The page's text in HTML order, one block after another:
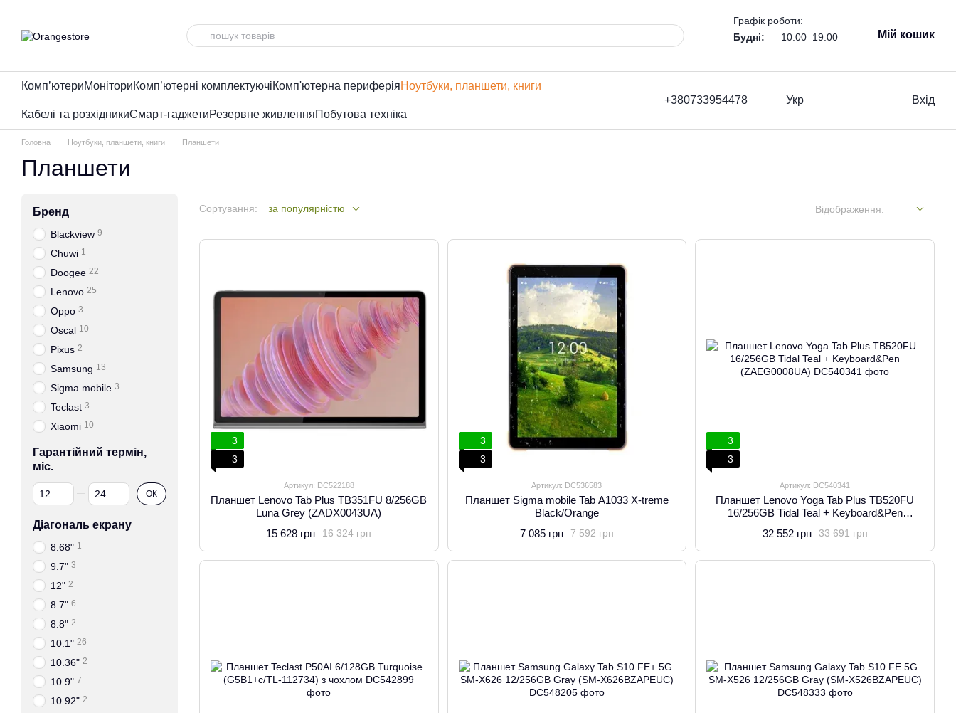
Графік роботи:
Будні:
10:00–19:00 Мій кошик
Комп’ютериМоніториКомп’ютерні комплектуючіКомп'ютерна периферіяНоутбуки, планшети, книги
Кабелі та розхідникиСмарт-гаджетиРезервне живленняПобутова техніка
+380733954478 Укр Вхід
Головна Ноутбуки, планшети, книги Планшети
Планшети
Сортування: за популярністю Відображення:
3
3
Артикул: DC522188
Планшет Lenovo Tab Plus TB351FU 8/256GB
Luna Grey (ZADX0043UA)
16 324 грн
15 628 грн
3
3
Артикул: DC536583
Планшет Sigma mobile Tab A1033 X-treme
Black/Orange
7 592 грн
7 085 грн
3
3
Артикул: DC540341
Планшет Lenovo Yoga Tab Plus TB520FU
16/256GB Tidal Teal + Keyboard&Pen
33 691 грн
32 552 грн
Бренд
Blackview 9
Chuwi 1
Doogee 22
Lenovo 25
Oppo 3
Oscal 10
Pixus 2
Samsung 13
Sigma mobile 3
Teclast 3
Xiaomi 10
Гарантійний термін,
міс.
Від Гарантійний термін, міс.
До Гарантійний термін, міс.
ОК
Діагональ екрану
8.68" 1
9.7" 3
12" 2
8.7" 6
8.8" 2
10.1" 26
10.36" 2
10.9" 7
10.92" 2